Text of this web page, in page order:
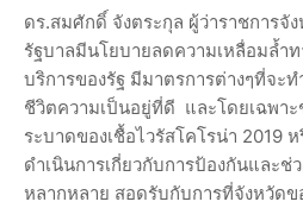
ดร.สมศักดิ์ จังตระกุล ผู้ว่าราชการจั
รัฐบาลมีนโยบายลดความเหลื่อมล้ำท
บริการของรัฐ มีมาตรการต่างๆที่จ
ชีวิตความเป็นอยู่ที่ดี และโดยเฉพา
ระบาดของเชื้อไวรัสโคโรน่า 2019
ดำเนินการเกี่ยวกับการป้องกันและช่
หลากหลาย สอดรับกับการที่จังหวัดข